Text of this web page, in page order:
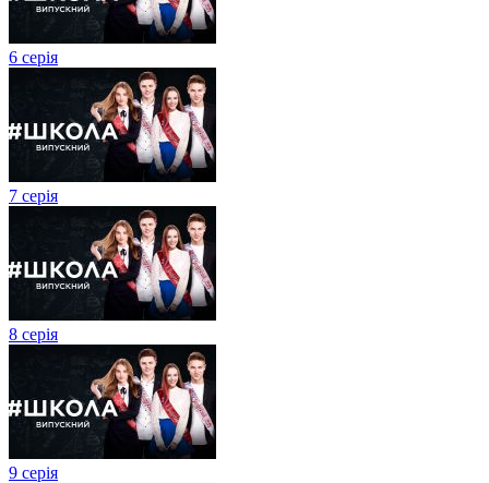
6 серія
7 серія
8 серія
9 серія